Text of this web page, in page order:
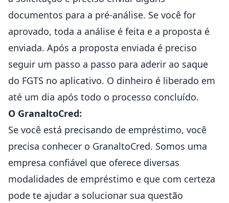
documentos para a pré-análise. Se você for
aprovado, toda a análise é feita e a proposta é
enviada. Após a proposta enviada é preciso
seguir um passo a passo para aderir ao saque
do FGTS no aplicativo. O dinheiro é liberado em
até um dia após todo o processo concluído.
O GranaltoCred:
Se você está precisando de empréstimo, você
precisa conhecer o GranaltoCred. Somos uma
empresa confiável que oferece diversas
modalidades de empréstimo e que com certeza
pode te ajudar a solucionar sua questão